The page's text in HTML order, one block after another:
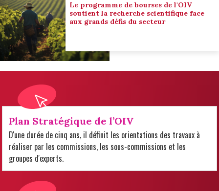
Le programme de bourses de l'OIV
soutient la recherche scientifique face
aux grands défis du secteur
Plan Stratégique de l’OIV
D'une durée de cinq ans, il définit les orientations des travaux à
réaliser par les commissions, les sous-commissions et les
groupes d'experts.